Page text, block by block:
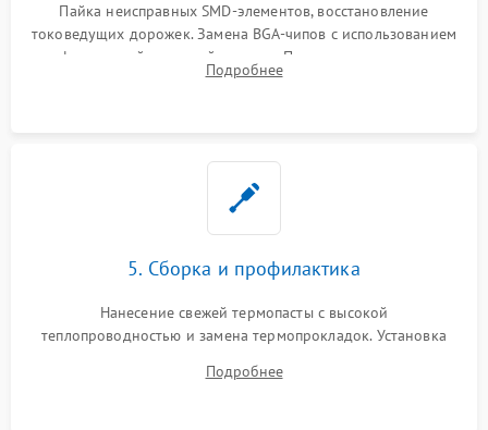
Пайка неисправных SMD-элементов, восстановление
токоведущих дорожек. Замена BGA-чипов с использованием
инфракрасной паяльной станции. Прошивка микросхемы
BIOS или замена поврежденных портов USB
Подробнее
5. Сборка и профилактика
Нанесение свежей термопасты с высокой
теплопроводностью и замена термопрокладок. Установка
шлейфов, модулей памяти и накопителей. Предварительная
Подробнее